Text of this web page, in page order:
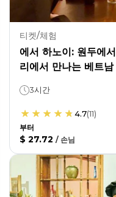
티켓/체험
에서 하노이: 원두에
리에서 만나는 베트
3시간
4.7(11)
부터
$ 27.72 / 손님